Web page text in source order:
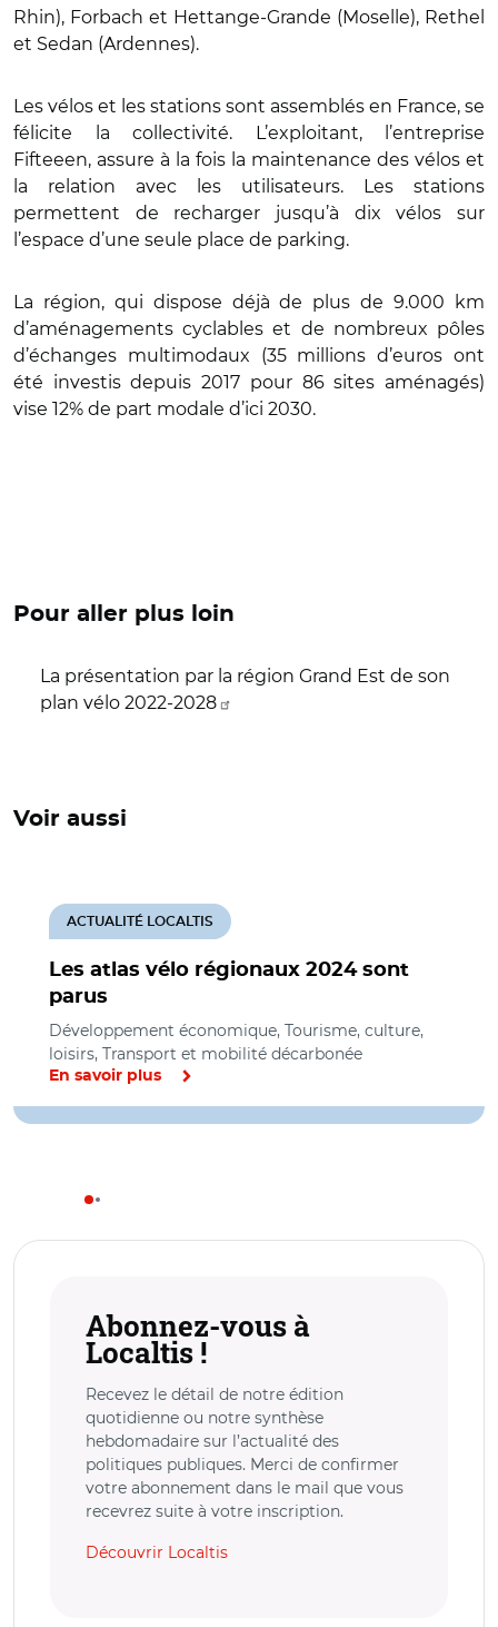
Rhin), Forbach et Hettange-Grande (Moselle), Rethel
et Sedan (Ardennes).
Les vélos et les stations sont assemblés en France, se
félicite la collectivité. L’exploitant, l’entreprise
Fifteeen, assure à la fois la maintenance des vélos et
la relation avec les utilisateurs. Les stations
permettent de recharger jusqu’à dix vélos sur
l’espace d’une seule place de parking.
La région, qui dispose déjà de plus de 9.000 km
d’aménagements cyclables et de nombreux pôles
d’échanges multimodaux (35 millions d’euros ont
été investis depuis 2017 pour 86 sites aménagés)
vise 12% de part modale d’ici 2030.
Pour aller plus loin
La présentation par la région Grand Est de son
plan vélo 2022-2028
Voir aussi
Les atlas vélo régionaux 2024 sont
parus
ACTUALITÉ LOCALTIS
Développement économique, Tourisme, culture,
loisirs, Transport et mobilité décarbonée
En savoir plus
Abonnez-vous à
Localtis !
Recevez le détail de notre édition
quotidienne ou notre synthèse
hebdomadaire sur l’actualité des
politiques publiques. Merci de confirmer
votre abonnement dans le mail que vous
recevrez suite à votre inscription.
Découvrir Localtis